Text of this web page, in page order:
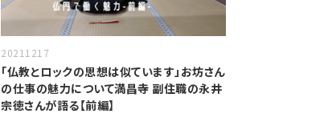
20211217
「仏教とロックの思想は似ています」お坊さん
の仕事の魅力について満昌寺 副住職の永井
宗徳さんが語る【前編】